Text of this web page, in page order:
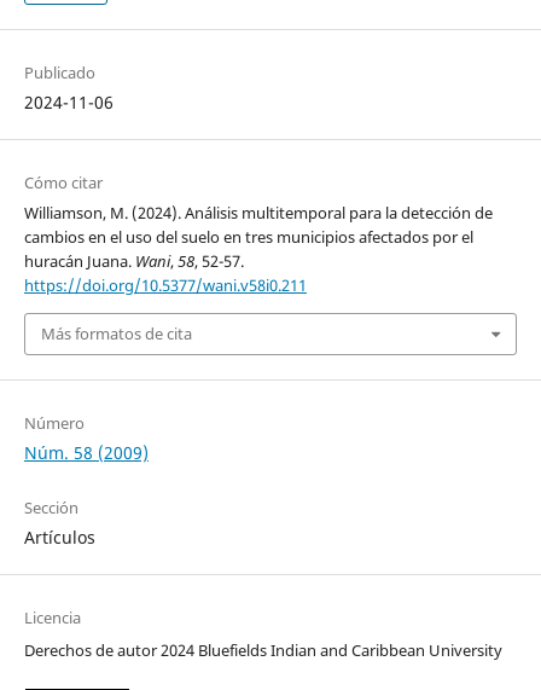
Publicado
2024-11-06
Cómo citar
Williamson, M. (2024). Análisis multitemporal para la detección de
cambios en el uso del suelo en tres municipios afectados por el
huracán Juana. Wani,58, 52-57.
https://doi.org/10.5377/wani.v58i0.211
Más formatos de cita
Número
Núm. 58 (2009)
Sección
Artículos
Licencia
Derechos de autor 2024 Bluefields Indian and Caribbean University